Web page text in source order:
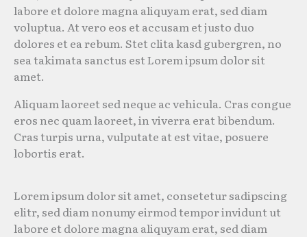
labore et dolore magna aliquyam erat, sed diam
voluptua. At vero eos et accusam et justo duo
dolores et ea rebum. Stet clita kasd gubergren, no
sea takimata sanctus est Lorem ipsum dolor sit
amet.
Aliquam laoreet sed neque ac vehicula. Cras congue
eros nec quam laoreet, in viverra erat bibendum.
Cras turpis urna, vulputate at est vitae, posuere
lobortis erat.
Lorem ipsum dolor sit amet, consetetur sadipscing
elitr, sed diam nonumy eirmod tempor invidunt ut
labore et dolore magna aliquyam erat, sed diam